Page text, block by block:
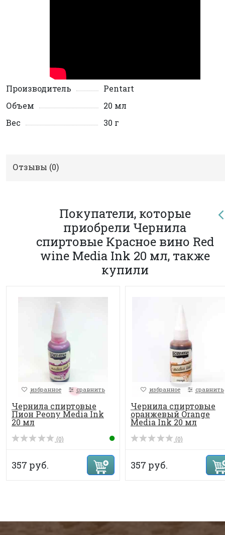
Производитель
Pentart
Объем
20 мл
Вес
30 г
Отзывы (0)
Покупатели, которые
приобрели Чернила
спиртовые Красное вино Red
wine Media Ink 20 мл, также
купили
избранное сравнить
Чернила спиртовые
Пион Peony Media Ink
20 мл
(0)
357 руб.
избранное сравнить
Чернила спиртовые
оранжевый Orange
Media Ink 20 мл
(0)
357 руб.